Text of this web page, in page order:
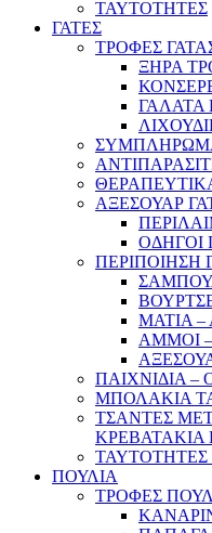
ΤΑΥΤΟΤΗΤΕΣ
ΓΑΤΕΣ
ΤΡΟΦΕΣ
ΞΗΡΑ
ΓΑΛΑΤΑ
ΑΞΕΣΟΥΑΡ
ΟΔΗΓΟΙ
ΠΕΡΙΠΟΙΗΣΗ
ΜΑΤΙΑ –
ΑΜΜΟΙ
ΠΑΙΧΝΙΔΙΑ
ΜΠΟΛΑΚΙΑ
ΤΣΑΝΤΕΣ
ΚΡΕΒΑΤΑΚΙΑ
ΤΑΥΤΟΤΗΤΕΣ
ΠΟΥΛΙΑ
ΤΡΟΦΕΣ